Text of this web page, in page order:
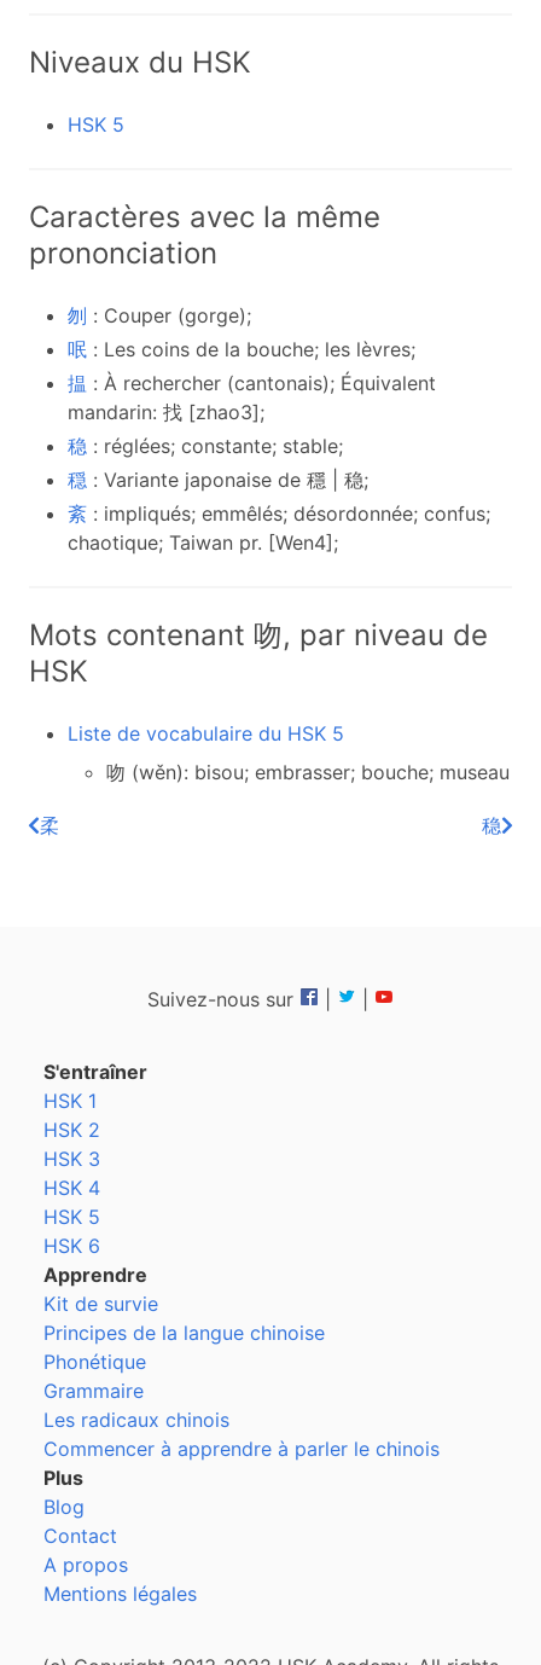
Niveaux du HSK
HSK 5
Caractères avec la même
prononciation
刎 : Couper (gorge);
呡 : Les coins de la bouche; les lèvres;
揾 : À rechercher (cantonais); Équivalent
mandarin: 找 [zhao3];
稳 : réglées; constante; stable;
穏 : Variante japonaise de 穩 | 稳;
紊 : impliqués; emmêlés; désordonnée; confus;
chaotique; Taiwan pr. [Wen4];
Mots contenant 吻, par niveau de
HSK
Liste de vocabulaire du HSK 5
吻 (wěn): bisou; embrasser; bouche; museau
柔 稳
Suivez-nous sur
S'entraîner
HSK 1
HSK 2
HSK 3
HSK 4
HSK 5
HSK 6
Apprendre
Kit de survie
Principes de la langue chinoise
Phonétique
Grammaire
Les radicaux chinois
Commencer à apprendre à parler le chinois
Plus
Blog
Contact
A propos
Mentions légales